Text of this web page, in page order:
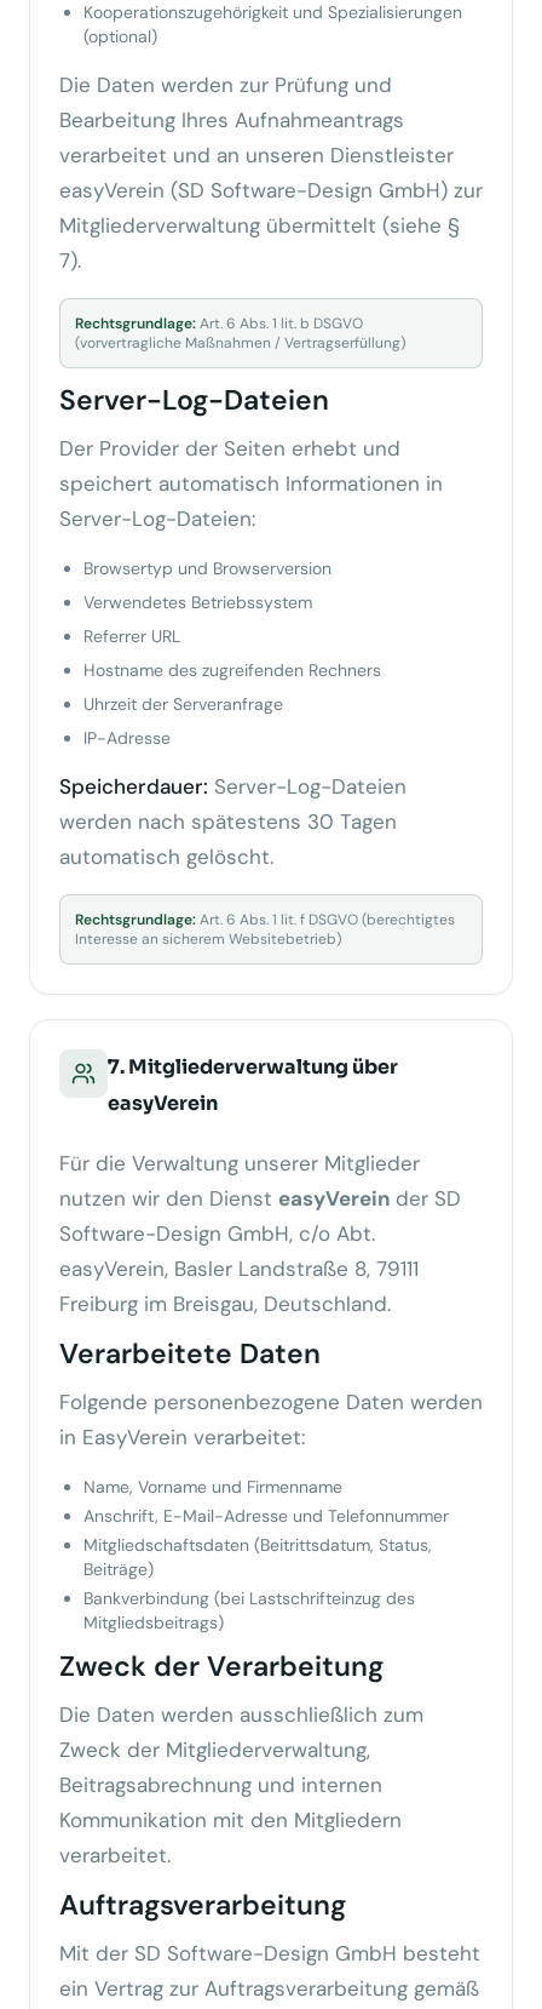
Kooperationszugehörigkeit und Spezialisierungen
(optional)
Die Daten werden zur Prüfung und
Bearbeitung Ihres Aufnahmeantrags
verarbeitet und an unseren Dienstleister
easyVerein (SD Software-Design GmbH) zur
Mitgliederverwaltung übermittelt (siehe §
7).
Rechtsgrundlage:Art. 6 Abs. 1 lit. b DSGVO
(vorvertragliche Maßnahmen / Vertragserfüllung)
Server-Log-Dateien
Der Provider der Seiten erhebt und
speichert automatisch Informationen in
Server-Log-Dateien:
Browsertyp und Browserversion
Verwendetes Betriebssystem
Referrer URL
Hostname des zugreifenden Rechners
Uhrzeit der Serveranfrage
IP-Adresse
Speicherdauer: Server-Log-Dateien
werden nach spätestens 30 Tagen
automatisch gelöscht.
Rechtsgrundlage:Art. 6 Abs. 1 lit. f DSGVO (berechtigtes
Interesse an sicherem Websitebetrieb)
7. Mitgliederverwaltung über
easyVerein
Für die Verwaltung unserer Mitglieder
nutzen wir den Dienst easyVerein der SD
Software-Design GmbH, c/o Abt.
easyVerein, Basler Landstraße 8, 79111
Freiburg im Breisgau, Deutschland.
Verarbeitete Daten
Folgende personenbezogene Daten werden
in EasyVerein verarbeitet:
Name, Vorname und Firmenname
Anschrift, E-Mail-Adresse und Telefonnummer
Mitgliedschaftsdaten (Beitrittsdatum, Status,
Beiträge)
Bankverbindung (bei Lastschrifteinzug des
Mitgliedsbeitrags)
Zweck der Verarbeitung
Die Daten werden ausschließlich zum
Zweck der Mitgliederverwaltung,
Beitragsabrechnung und internen
Kommunikation mit den Mitgliedern
verarbeitet.
Auftragsverarbeitung
Mit der SD Software-Design GmbH besteht
ein Vertrag zur Auftragsverarbeitung gemäß